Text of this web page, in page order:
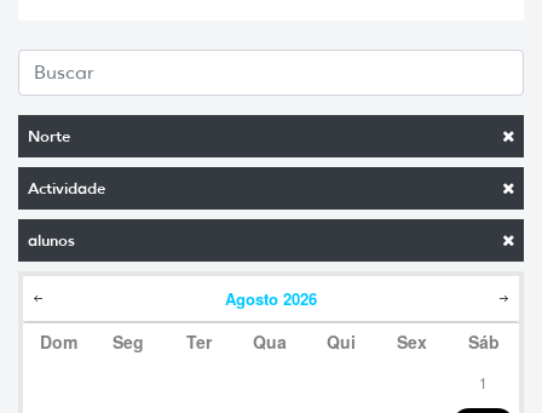
Norte
Actividade
alunos
Agosto 2026
Dom Seg Ter Qua Qui Sex Sáb
1